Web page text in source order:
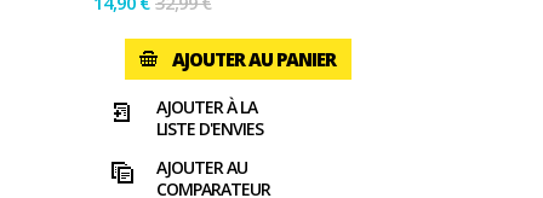
AJOUTER AU PANIER
AJOUTER À LA
LISTE D'ENVIES
AJOUTER AU
COMPARATEUR